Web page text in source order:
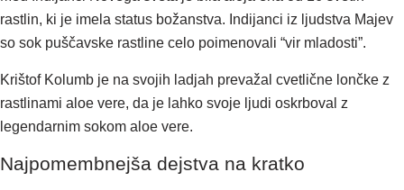
rastlin, ki je imela status božanstva. Indijanci iz ljudstva Majev
so sok puščavske rastline celo poimenovali “vir mladosti”.
Krištof Kolumb je na svojih ladjah prevažal cvetlične lončke z
rastlinami aloe vere, da je lahko svoje ljudi oskrboval z
legendarnim sokom aloe vere.
Najpomembnejša dejstva na kratko